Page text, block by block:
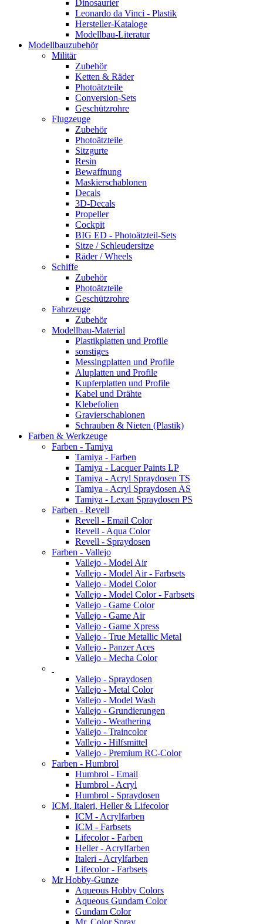
Dinosaurier
Leonardo da Vinci - Plastik
Hersteller-Kataloge
Modellbau-Literatur
Modellbauzubehör
Militär
Zubehör
Ketten & Räder
Photoätzteile
Conversion-Sets
Geschützrohre
Flugzeuge
Zubehör
Photoätzteile
Sitzgurte
Resin
Bewaffnung
Maskierschablonen
Decals
3D-Decals
Propeller
Cockpit
BIG ED - Photoätzteil-Sets
Sitze / Schleudersitze
Räder / Wheels
Schiffe
Zubehör
Photoätzteile
Geschützrohre
Fahrzeuge
Zubehör
Modellbau-Material
Plastikplatten und Profile
sonstiges
Messingplatten und Profile
Aluplatten und Profile
Kupferplatten und Profile
Kabel und Drähte
Klebefolien
Gravierschablonen
Schrauben & Nieten (Plastik)
Farben & Werkzeuge
Farben - Tamiya
Tamiya - Farben
Tamiya - Lacquer Paints LP
Tamiya - Acryl Spraydosen TS
Tamiya - Acryl Spraydosen AS
Tamiya - Lexan Spraydosen PS
Farben - Revell
Revell - Email Color
Revell - Aqua Color
Revell - Spraydosen
Farben - Vallejo
Vallejo - Model Air
Vallejo - Model Air - Farbsets
Vallejo - Model Color
Vallejo - Model Color - Farbsets
Vallejo - Game Color
Vallejo - Game Air
Vallejo - Game Xpress
Vallejo - True Metallic Metal
Vallejo - Panzer Aces
Vallejo - Mecha Color
Vallejo - Spraydosen
Vallejo - Metal Color
Vallejo - Model Wash
Vallejo - Grundierungen
Vallejo - Weathering
Vallejo - Traincolor
Vallejo - Hilfsmittel
Vallejo - Premium RC-Color
Farben - Humbrol
Humbrol - Email
Humbrol - Acryl
Humbrol - Spraydosen
ICM, Italeri, Heller & Lifecolor
ICM - Acrylfarben
ICM - Farbsets
Lifecolor - Farben
Heller - Acrylfarben
Italeri - Acrylfarben
Lifecolor - Farbsets
Mr Hobby-Gunze
Aqueous Hobby Colors
Aqueous Gundam Color
Gundam Color
Mr. Color Spray